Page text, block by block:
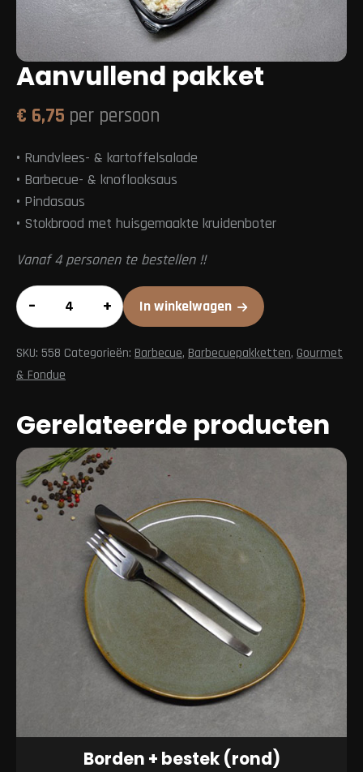
Aanvullend pakket
€ 6,75 per persoon
• Rundvlees- & kartoffelsalade
• Barbecue- & knoflooksaus
• Pindasaus
• Stokbrood met huisgemaakte kruidenboter
Vanaf 4 personen te bestellen !!
Aanvullend
pakket
aantal
– + In winkelwagen
SKU: 558 Categorieën: Barbecue, Barbecuepakketten, Gourmet
& Fondue
Gerelateerde producten
Borden + bestek (rond)